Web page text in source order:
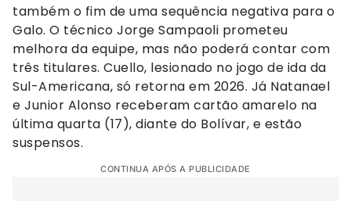
também o fim de uma sequência negativa para o
Galo. O técnico Jorge Sampaoli prometeu
melhora da equipe, mas não poderá contar com
três titulares. Cuello, lesionado no jogo de ida da
Sul-Americana, só retorna em 2026. Já Natanael
e Junior Alonso receberam cartão amarelo na
última quarta (17), diante do Bolívar, e estão
suspensos.
CONTINUA APÓS A PUBLICIDADE